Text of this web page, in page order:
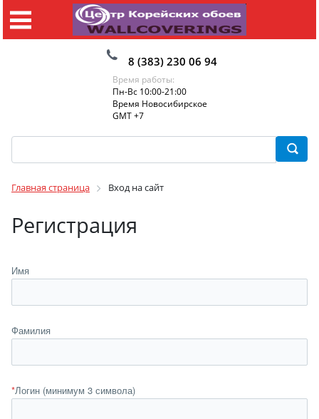
8 (383) 230 06 94
Время работы:
Пн-Вс 10:00-21:00
Время Новосибирское
GMT +7
Главная страница Вход на сайт
Регистрация
Имя
Фамилия
*Логин (минимум 3 символа)